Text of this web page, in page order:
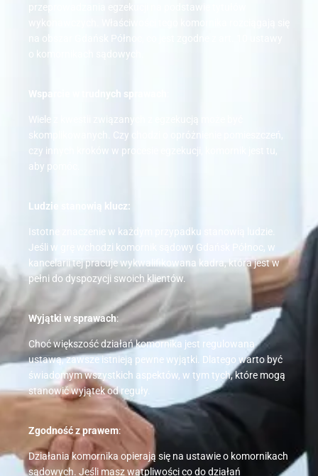
przeprowadzania egzekucji na podstawie tytułów
wykonawczych. Właściwości tego komornika rozciągają się
na obszar Gdańsk Północ, co jest zgodne z art. 10 ustawy
o komornikach sądowych.
Wsparcie w trudnych sprawach
Wiele z kwestii związanych z egzekucją może być
skomplikowanych. Czy chodzi o opróżnienie pomieszczeń,
czy innych kroków w procesie egzekucji, komornik jest tu,
aby pomóc.
Ludzie stanowią klucz:
Istotne znaczenie w każdym przypadku stanowią ludzie.
Jeśli w grę wchodzi komornik sądowy Gdańsk Północ, w
kancelarii tej pracuje wykwalifikowana kadra, która jest w
pełni do dyspozycji swoich klientów.
Wyjątki w sprawach:
Choć większość działań komornika jest regulowana
ustawą, zawsze istnieją pewne wyjątki. Dlatego warto być
świadomym wszystkich aspektów, w tym tych, które mogą
stanowić wyjątek od reguły.
Zgodność z prawem:
Działania komornika opierają się na ustawie o komornikach
sądowych. Jeśli masz wątpliwości co do działań